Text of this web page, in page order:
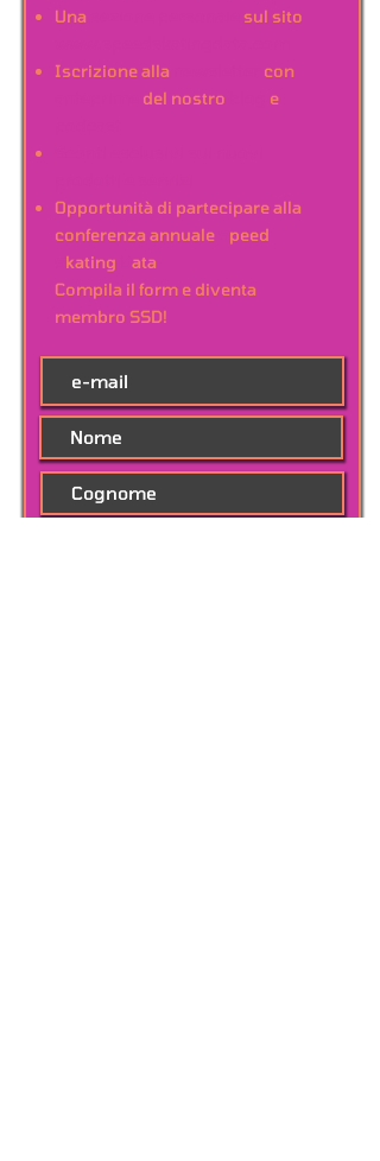
Una
sul sito
Iscrizione alla
con
del nostro
e
Opportunità di partecipare alla
conferenza annuale
peed
kating
ata
Compila il form e diventa
membro SSD!